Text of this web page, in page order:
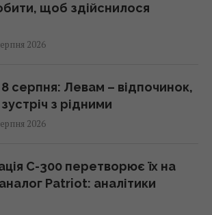
щоб здійснилося
2026
серпня: Левам – відпочинок,
з рідними
2026
С-300 перетворює їх на
Patriot: аналітики